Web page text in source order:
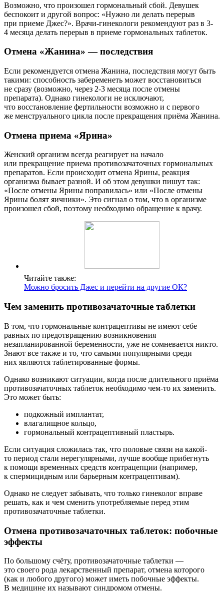
Возможно, что произошел гормональный сбой. Девушек
беспокоит и другой вопрос: «Нужно ли делать перерыв
при приеме Джес?». Врачи-гинекологи рекомендуют раз в 3-
4 месяца делать перерыв в приеме гормональных таблеток.
Отмена «Жанина» — последствия
Если рекомендуется отмена Жанина, последствия могут быть
такими: способность забеременеть может восстановиться
не сразу (возможно, через 2-3 месяца после отмены
препарата). Однако гинекологи не исключают,
что восстановление фертильности возможно и с первого
же менструального цикла после прекращения приёма Жанина.
Отмена приема «Ярина»
Женский организм всегда реагирует на начало
или прекращение приема противозачаточных гормональных
препаратов. Если происходит отмена Ярины, реакция
организма бывает разной. И об этом девушки пишут так:
«После отмены Ярины поправилась» или «После отмены
Ярины болят яичники». Это сигнал о том, что в организме
произошел сбой, поэтому необходимо обращение к врачу.
Читайте также:
Можно бросить Джес и перейти на другие ОК?
Чем заменить противозачаточные таблетки
В том, что гормональные контрацептивы не имеют себе
равных по предотвращению возникновения
незапланированной беременности, уже не сомневается никто.
Знают все также и то, что самыми популярными среди
них являются таблетированные формы.
Однако возникают ситуации, когда после длительного приёма
противозачаточных таблеток необходимо чем-то их заменить.
Это может быть:
подкожный имплантат,
влагалищное кольцо,
гормональный контрацептивный пластырь.
Если ситуация сложилась так, что половые связи на какой-
то период стали нерегулярными, лучше вообще прибегнуть
к помощи временных средств контрацепции (например,
к спермицидным или барьерным контрацептивам).
Однако не следует забывать, что только гинеколог вправе
решать, как и чем сменить употребляемые перед этим
противозачаточные таблетки.
Отмена противозачаточных таблеток: побочные
эффекты
По большому счёту, противозачаточные таблетки —
это своего рода лекарственный препарат, отмена которого
(как и любого другого) может иметь побочные эффекты.
В медицине их называют синдромом отмены.